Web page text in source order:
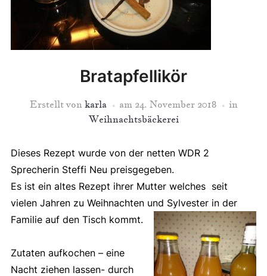
Bratapfellikör
Erstellt von karla am 24. November 2018
in
Weihnachtsbäckerei
Dieses Rezept wurde von der netten WDR 2
Sprecherin Steffi Neu preisgegeben.
Es ist ein altes Rezept ihrer Mutter welches seit
vielen Jahren zu Weihnachten und Sylvester in der
Familie auf den Tisch kommt.
Zutaten aufkochen – eine
Nacht ziehen lassen- durch